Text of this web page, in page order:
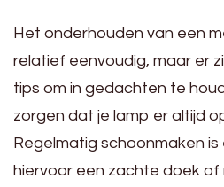
Het onderhouden van een
relatief eenvoudig, maar er
tips om in gedachten te
zorgen dat je lamp er altijd
Regelmatig schoonmaken
hiervoor een zachte doek of